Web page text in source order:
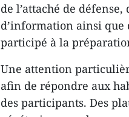
de l’attaché de
d’information ainsi que
participé à la
Une attention
afin de répondre aux
des participants. Des